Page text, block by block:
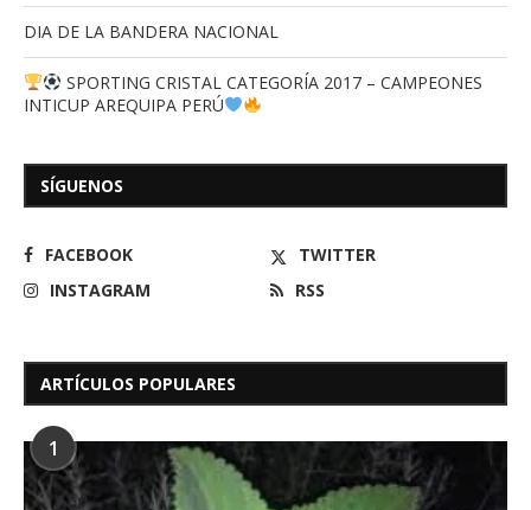
DIA DE LA BANDERA NACIONAL
SPORTING CRISTAL CATEGORÍA 2017 – CAMPEONES
INTICUP AREQUIPA PERÚ
SÍGUENOS
FACEBOOK
TWITTER
INSTAGRAM
RSS
ARTÍCULOS POPULARES
1